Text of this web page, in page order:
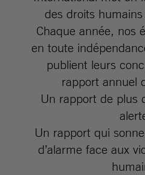
des droits
Chaque année, nos
en toute
publient leurs
rapport annuel
Un rapport de plus
Un rapport qui
d’alarme face aux